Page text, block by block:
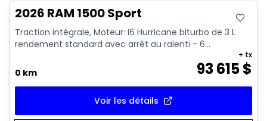
2026 RAM 1500 Sport
Traction intégrale, Moteur: I6 Hurricane biturbo de 3 L
rendement standard avec arrêt au ralenti - 6...
0 km 93 615$
+ tx
Voir les détails